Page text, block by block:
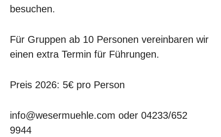
besuchen.
Für Gruppen ab 10 Personen vereinbaren wir
einen extra Termin für Führungen.
Preis 2026: 5€ pro Person
info@wesermuehle.com oder 04233/652
9944